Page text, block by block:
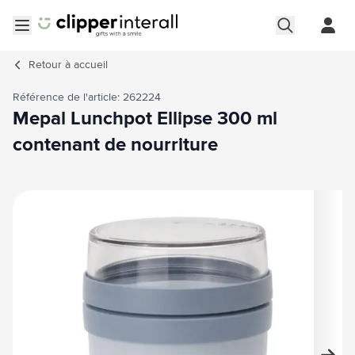
Retour à accueil
Référence de l'article: 262224
Mepal Lunchpot Ellipse 300 ml
contenant de nourriture